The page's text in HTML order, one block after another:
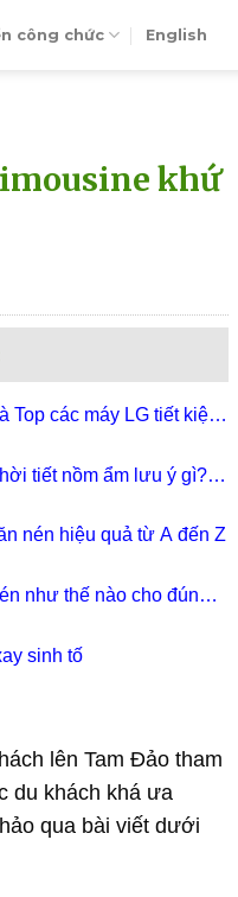
công chức English
khứ
Top các máy LG tiết kiệm
tiết nồm ẩm lưu ý gì? |
nén hiệu quả từ A đến Z
như thế nào cho đúng
sinh tố
lên Tam Đảo tham
du khách khá ưa
qua bài viết dưới